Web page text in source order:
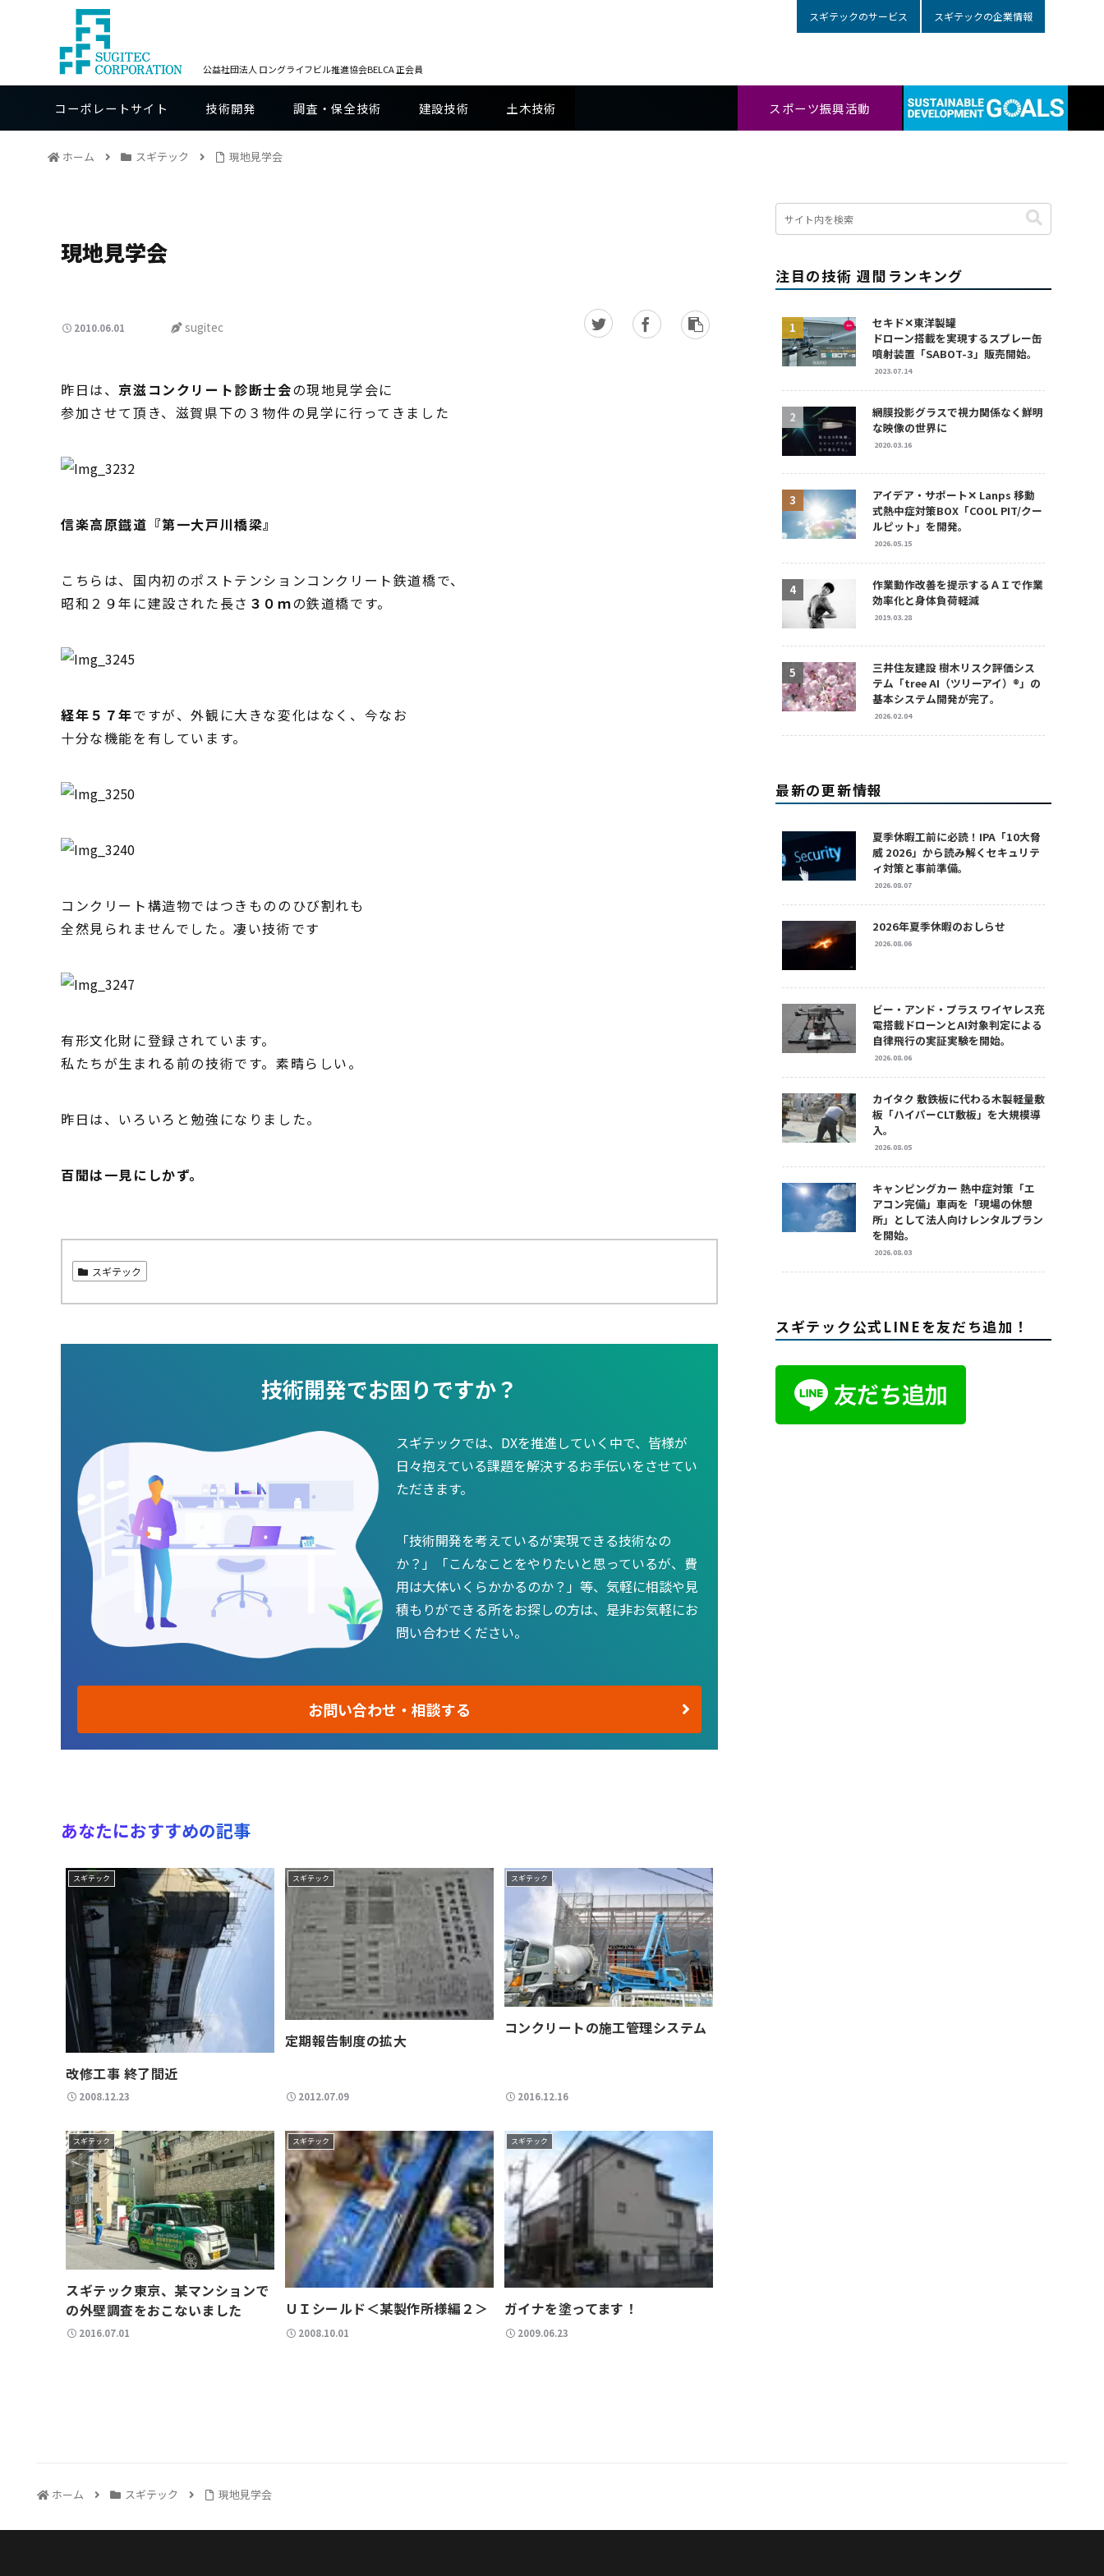
公益社団法人 ロングライフビル推進協会BELCA 正会員
スギテックのサービス スギテックの企業情報
コーポレートサイト 技術開発 調査・保全技術 建設技術 土木技術 スポーツ振興活動
ホーム スギテック 現地見学会
現地見学会
2010.06.01 sugitec
昨日は、 京滋コンクリート診断士会の現地見学会に
参加させて頂き、滋賀県下の３物件の見学に行ってきました
信楽高原鐡道『第一大戸川橋梁』
こちらは、国内初のポストテンションコンクリート鉄道橋で、
昭和２９年に建設された長さ ３０ｍの鉄道橋です。
経年５７年ですが、外観に大きな変化はなく、今なお
十分な機能を有しています。
コンクリート構造物ではつきもののひび割れも
全然見られませんでした。凄い技術です
有形文化財に登録されています。
私たちが生まれる前の技術です。素晴らしい。
昨日は、いろいろと勉強になりました。
百聞は一見にしかず。
スギテック
技術開発でお困りですか？
スギテックでは、DXを推進していく中で、皆様が
日々抱えている課題を解決するお手伝いをさせてい
ただきます。
「技術開発を考えているが実現できる技術なの
か？」「こんなことをやりたいと思っているが、費
用は大体いくらかかるのか？」等、気軽に相談や見
積もりができる所をお探しの方は、是非お気軽にお
問い合わせください。
お問い合わせ・相談する
あなたにおすすめの記事
スギテック
改修工事 終了間近
2008.12.23
スギテック
定期報告制度の拡大
2012.07.09
スギテック
コンクリートの施工管理システム
2016.12.16
スギテック
スギテック東京、某マンションで
の外壁調査をおこないました
2016.07.01
スギテック
ＵＩシールド＜某製作所様編２＞
2008.10.01
スギテック
ガイナを塗ってます！
2009.06.23
注目の技術 週間ランキング
セキド✕東洋製罐
ドローン搭載を実現するスプレー缶
噴射装置「SABOT-3」販売開始。
2023.07.14
網膜投影グラスで視力関係なく鮮明
な映像の世界に
2020.03.16
アイデア・サポート✕ Lanps 移動
式熱中症対策BOX「COOL PIT/クー
ルピット」を開発。
2026.05.15
作業動作改善を提示するＡＩで作業
効率化と身体負荷軽減
2019.03.28
三井住友建設 樹木リスク評価シス
テム「tree AI（ツリーアイ）®」の
基本システム開発が完了。
2026.02.04
最新の更新情報
夏季休暇工前に必読！IPA「10大脅
威 2026」から読み解くセキュリテ
ィ対策と事前準備。
2026.08.07
2026年夏季休暇のおしらせ
2026.08.06
ビー・アンド・プラス ワイヤレス充
電搭載ドローンとAI対象判定による
自律飛行の実証実験を開始。
2026.08.06
カイタク 敷鉄板に代わる木製軽量敷
板「ハイパーCLT敷板」を大規模導
入。
2026.08.05
キャンピングカー 熱中症対策「エ
アコン完備」車両を「現場の休憩
所」として法人向けレンタルプラン
を開始。
2026.08.03
スギテック公式LINEを友だち追加！
ホーム スギテック 現地見学会